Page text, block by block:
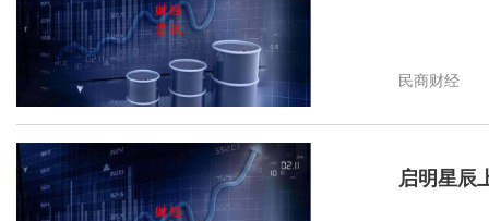
民商财经
启明星辰